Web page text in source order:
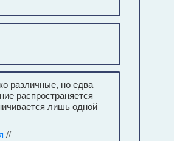
различные, но едва
распространяется
лишь одной
//